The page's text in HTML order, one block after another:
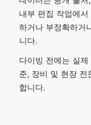
내부 편집 작업에
하거나 부정확하거
니다.
다이빙 전에는 실
준, 장비 및 현장 전
합니다.